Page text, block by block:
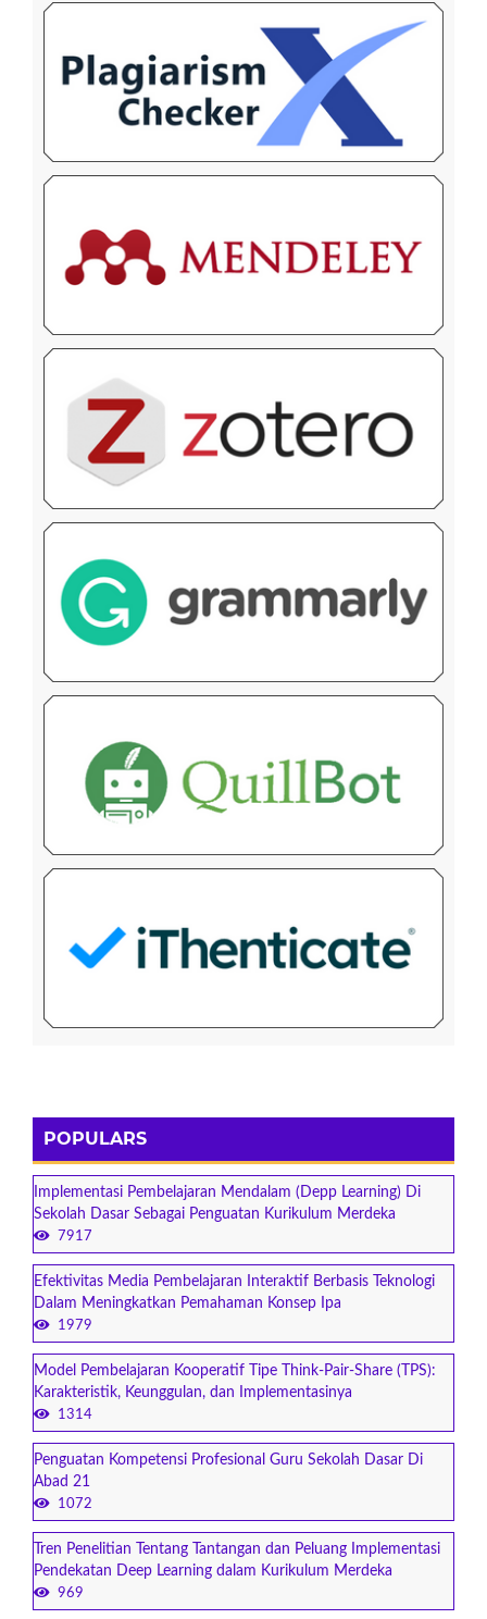
POPULARS
Implementasi Pembelajaran Mendalam (Depp Learning) Di
Sekolah Dasar Sebagai Penguatan Kurikulum Merdeka
7917
Efektivitas Media Pembelajaran Interaktif Berbasis Teknologi
Dalam Meningkatkan Pemahaman Konsep Ipa
1979
Model Pembelajaran Kooperatif Tipe Think-Pair-Share (TPS):
Karakteristik, Keunggulan, dan Implementasinya
1314
Penguatan Kompetensi Profesional Guru Sekolah Dasar Di
Abad 21
1072
Tren Penelitian Tentang Tantangan dan Peluang Implementasi
Pendekatan Deep Learning dalam Kurikulum Merdeka
969